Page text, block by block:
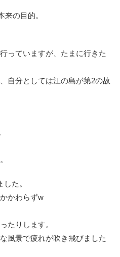
の目的。
っていますが、たまに行きた
自分としては江の島が第2の故
た。
かわらずw
たりします。
風景で疲れが吹き飛びました